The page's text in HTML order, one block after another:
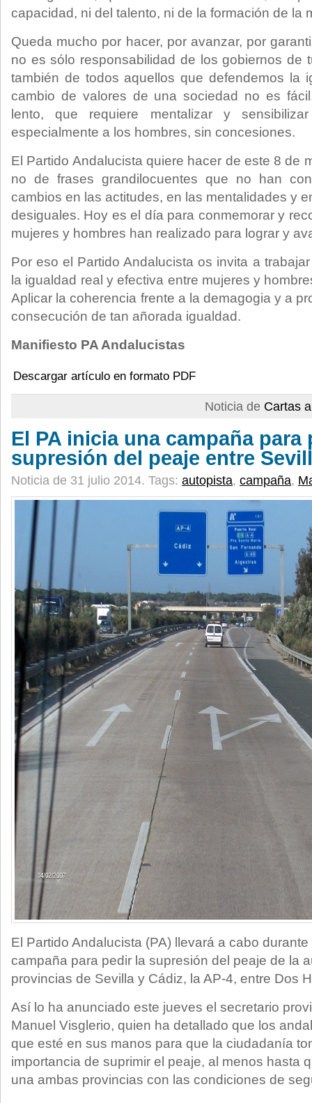
capacidad, ni del talento, ni de la formación de la
Queda mucho por hacer, por avanzar, por
no es sólo responsabilidad de los gobiernos de
también de todos aquellos que defendemos la
cambio de valores de una sociedad no es
lento, que requiere mentalizar y
especialmente a los hombres, sin concesiones.
El Partido Andalucista quiere hacer de este 8 de
no de frases grandilocuentes que no han
cambios en las actitudes, en las mentalidades y
desiguales. Hoy es el día para conmemorar y
mujeres y hombres han realizado para lograr y
Por eso el Partido Andalucista os invita a
la igualdad real y efectiva entre mujeres y
Aplicar la coherencia frente a la demagogia y a
consecución de tan añorada igualdad.
Manifiesto PA Andalucistas
Descargar artículo en formato PDF
Noticia de Cartas
El PA inicia una campaña para
supresión del peaje entre
Noticia de 31 julio 2014. Tags: autopista, campaña,
El Partido Andalucista (PA) llevará a cabo
campaña para pedir la supresión del peaje de la
provincias de Sevilla y Cádiz, la AP-4, entre Dos
Así lo ha anunciado este jueves el secretario
Manuel Visglerio, quien ha detallado que los
que esté en sus manos para que la ciudadanía
importancia de suprimir el peaje, al menos hasta
una ambas provincias con las condiciones de